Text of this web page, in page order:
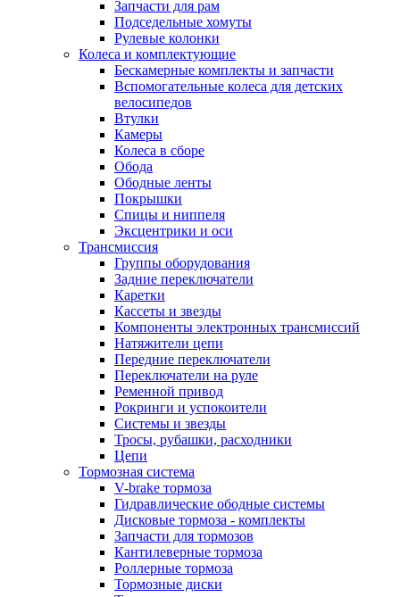
Запчасти для рам
Подседельные хомуты
Рулевые колонки
Колеса и комплектующие
Бескамерные комплекты и запчасти
Вспомогательные колеса для детских
велосипедов
Втулки
Камеры
Колеса в сборе
Обода
Ободные ленты
Покрышки
Спицы и ниппеля
Эксцентрики и оси
Трансмиссия
Группы оборудования
Задние переключатели
Каретки
Кассеты и звезды
Компоненты электронных трансмиссий
Натяжители цепи
Передние переключатели
Переключатели на руле
Ременной привод
Рокринги и успокоители
Системы и звезды
Тросы, рубашки, расходники
Цепи
Тормозная система
V-brake тормоза
Гидравлические ободные системы
Дисковые тормоза - комплекты
Запчасти для тормозов
Кантилеверные тормоза
Роллерные тормоза
Тормозные диски